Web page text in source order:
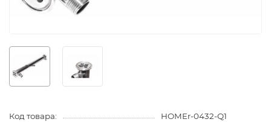
Код товара:
HOMEr-0432-Q1